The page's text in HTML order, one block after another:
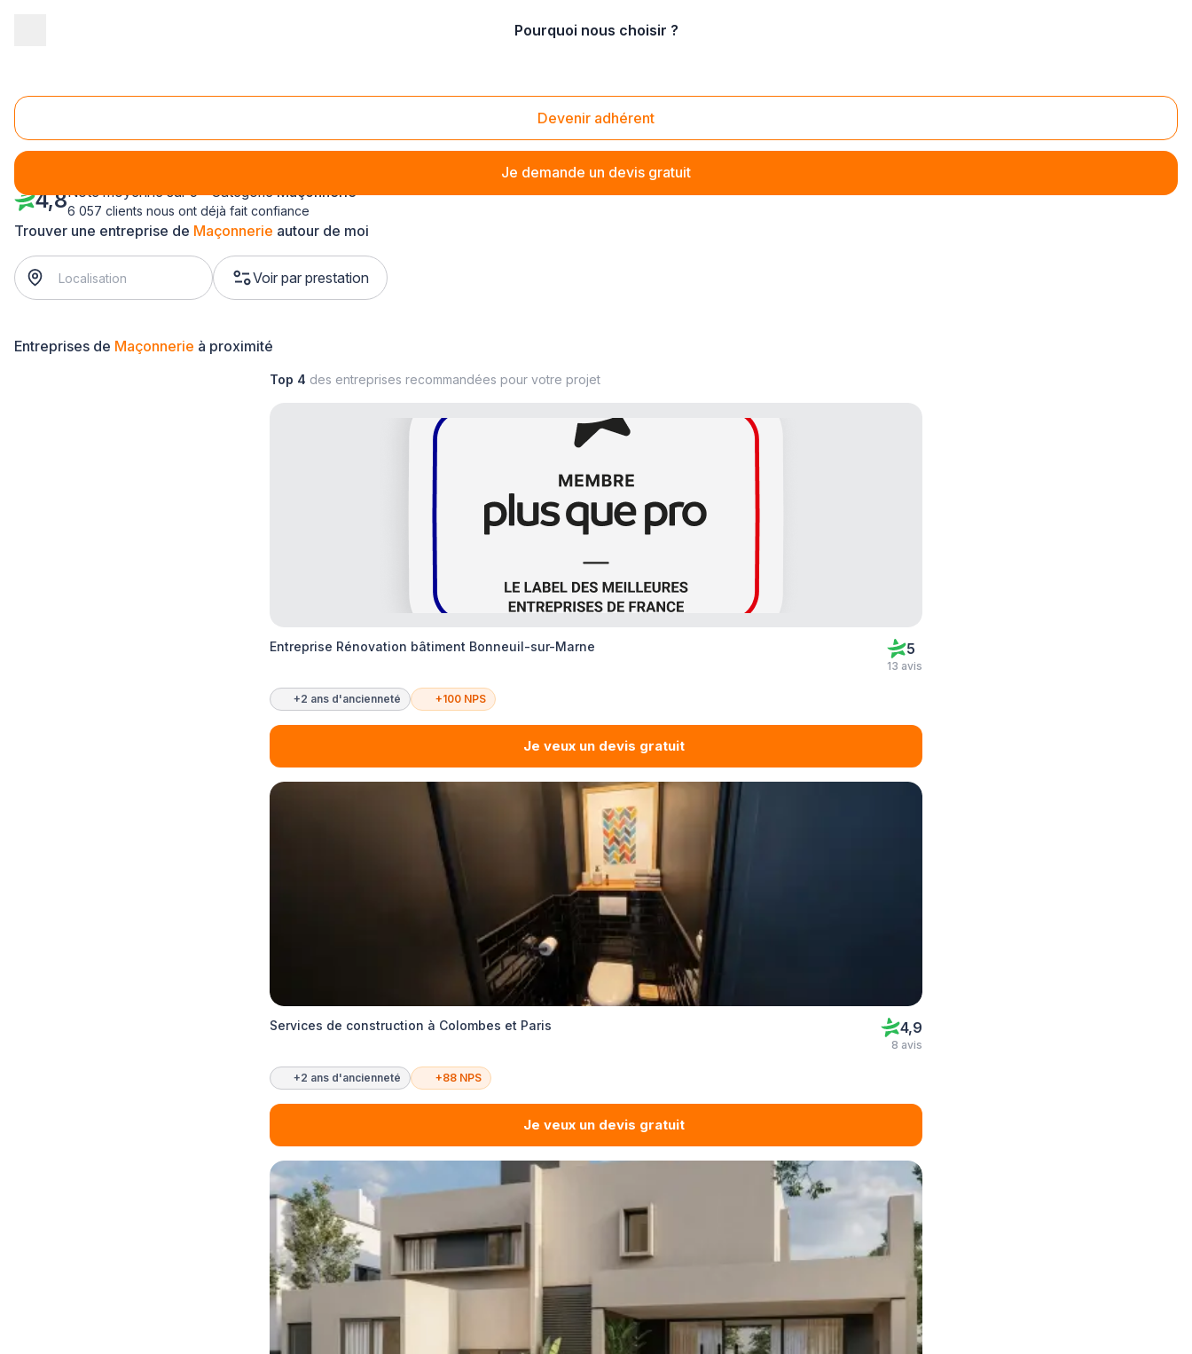
Pourquoi nous choisir ?
Devenir adhérent
Je demande un devis gratuit
Maçonnerie Soisy-sous-Montmorency (95230)
Trouver une entreprise de Maçonnerie autour de moi
Voir par prestation
4,8Note moyenne sur 5 - CatégorieMaçonnerie
6 057 clients nous ont déjà fait confiance
Entreprises de Maçonnerie à proximité
Top 4 des entreprises recommandées pour votre projet
Entreprise Rénovation bâtiment Bonneuil-sur-Marne 5
13 avis
+2 ans d'ancienneté +100 NPS
Je veux un devis gratuit
Services de construction à Colombes et Paris 4,9
8 avis
+2 ans d'ancienneté +88 NPS
Je veux un devis gratuit